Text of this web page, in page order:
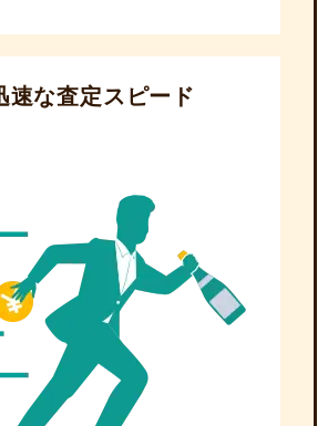
な査定スピード